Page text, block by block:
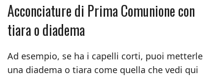
Acconciature di Prima Comunione con
tiara o diadema
Ad esempio, se ha i capelli corti, puoi metterle
una diadema o tiara come quella che vedi qui